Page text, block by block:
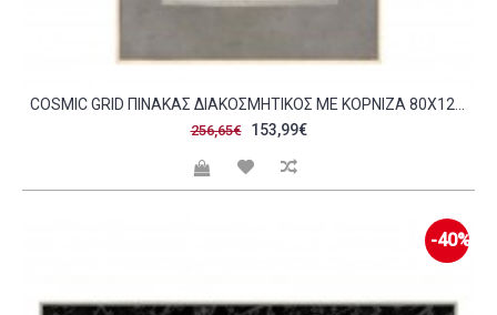
256,65€ 153,99€
-40%